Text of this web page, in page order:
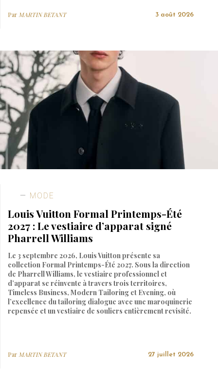
Par MARTIN BETANT 3 août 2026
MODE
Louis Vuitton Formal Printemps-Été
2027 : Le vestiaire d’apparat signé
Pharrell Williams
Le 3 septembre 2026, Louis Vuitton présente sa
collection Formal Printemps-Été 2027. Sous la direction
de Pharrell Williams, le vestiaire professionnel et
d’apparat se réinvente à travers trois territoires,
Timeless Business, Modern Tailoring et Evening, où
l’excellence du tailoring dialogue avec une maroquinerie
repensée et un vestiaire de souliers entièrement revisité.
ParMARTIN BETANT 27 juillet 2026